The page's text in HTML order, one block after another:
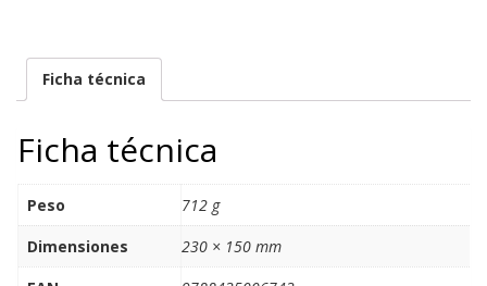
Ficha técnica
Ficha técnica
Peso
712 g
Dimensiones
230 × 150 mm